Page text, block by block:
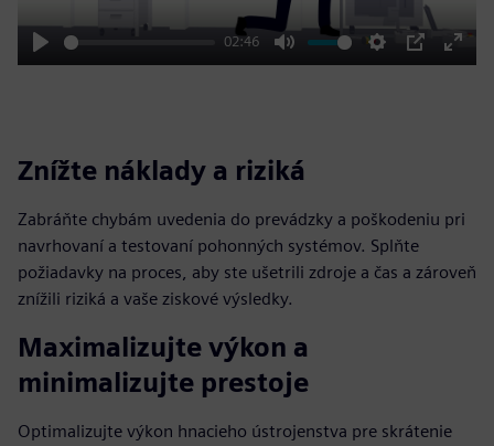
Play
02:46
Mute Settings
PIP
Enter
Znížte náklady a riziká
Zabráňte chybám uvedenia do prevádzky a poškodeniu pri
navrhovaní a testovaní pohonných systémov. Splňte
požiadavky na proces, aby ste ušetrili zdroje a čas a zároveň
znížili riziká a vaše ziskové výsledky.
Maximalizujte výkon a
minimalizujte prestoje
Optimalizujte výkon hnacieho ústrojenstva pre skrátenie